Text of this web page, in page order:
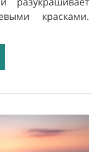
красками.